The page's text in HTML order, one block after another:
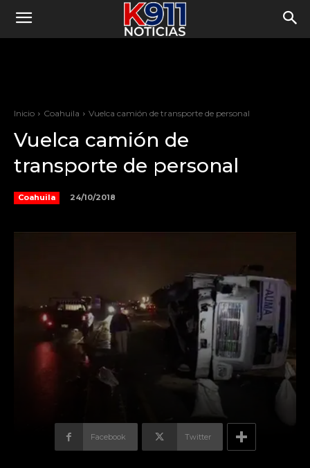
Inicio Coahuila Vuelca camión de transporte de personal
Vuelca camión de
transporte de personal
Coahuila 24/10/2018
Facebook Twitter